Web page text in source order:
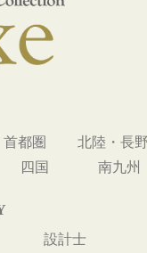
首都圏
北陸・長
四国 南九州
設計士